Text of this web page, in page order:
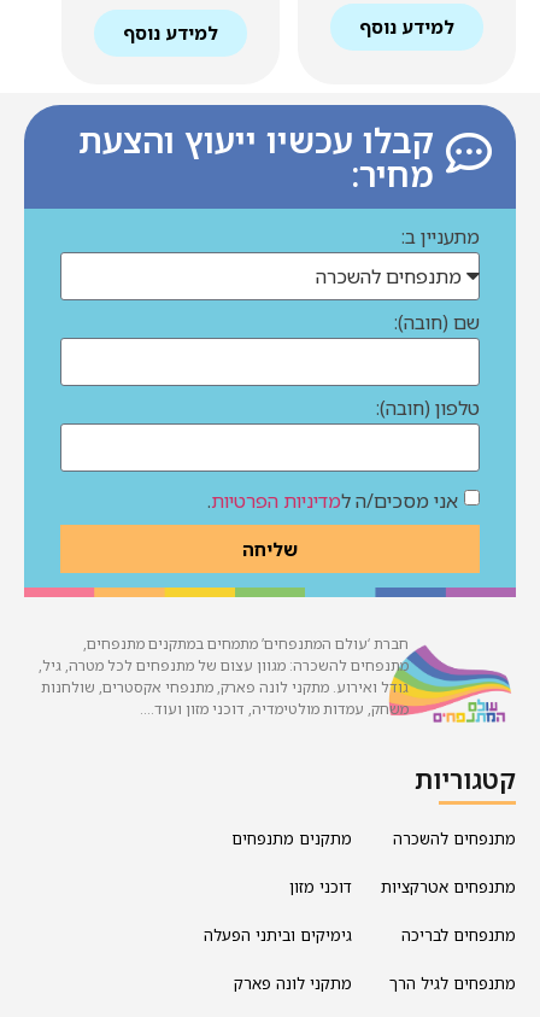
למידע נוסף למידע נוסף
קבלו עכשיו ייעוץ והצעת
מחיר:
מתעניין ב:
שם (חובה):
טלפון (חובה):
אני מסכים/ה למדיניות הפרטיות.
שליחה
חברת ‘עולם המתנפחים’ מתמחים במתקנים מתנפחים,
מתנפחים להשכרה: מגוון עצום של מתנפחים לכל מטרה, גיל,
גודל ואירוע. מתקני לונה פארק, מתנפחי אקסטרים, שולחנות
משחק, עמדות מולטימדיה, דוכני מזון ועוד….
קטגוריות
מתנפחים להשכרה
מתנפחים אטרקציות
מתנפחים לבריכה
מתנפחים לגיל הרך
מתקנים מתנפחים
דוכני מזון
גימיקים וביתני הפעלה
מתקני לונה פארק